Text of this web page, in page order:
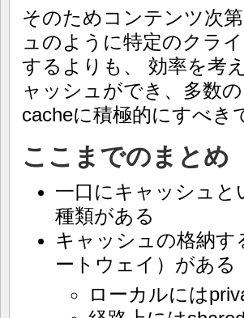
そのためコンテンツ次
ュのように特定のクラ
するよりも、 効率を考
ャッシュができ、多数
cacheに積極的にすべき
ここまでのまとめ
一口にキャッシュと
種類がある
キャッシュの格納す
ートウェイ）がある
ローカルには